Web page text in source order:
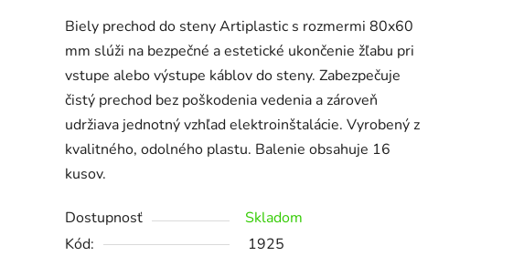
Biely prechod do steny Artiplastic s rozmermi 80x60
mm slúži na bezpečné a estetické ukončenie žľabu pri
vstupe alebo výstupe káblov do steny. Zabezpečuje
čistý prechod bez poškodenia vedenia a zároveň
udržiava jednotný vzhľad elektroinštalácie. Vyrobený z
kvalitného, odolného plastu. Balenie obsahuje 16
kusov.
Dostupnosť
Skladom
Kód:
1925